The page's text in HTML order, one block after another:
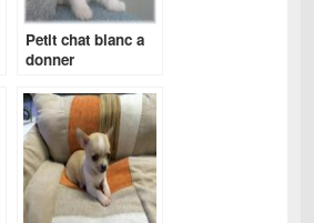
Petit chat blanc a
donner